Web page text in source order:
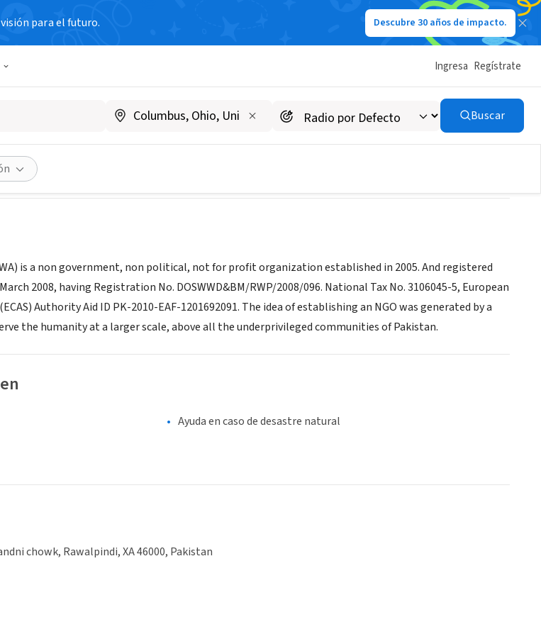
para el futuro. Descubre 30 años de impacto.
Ingresa Regístrate
Buscar
Association
is a non government, non political, not for profit organization established in 2005. And registered
2008, having Registration No. DOSWWD&BM/RWP/2008/096. National Tax No. 3106045-5, European
Authority Aid ID PK-2010-EAF-1201692091. The idea of establishing an NGO was generated by a
the humanity at a larger scale, above all the underprivileged communities of Pakistan.
Ayuda en caso de desastre natural
chowk, Rawalpindi, XA 46000, Pakistan